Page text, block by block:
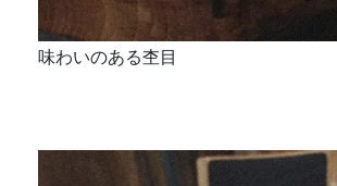
味わいのある杢目